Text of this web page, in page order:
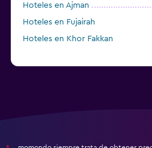
Hoteles en Ajman
Hoteles en Fujairah
Hoteles en Khor Fakkan